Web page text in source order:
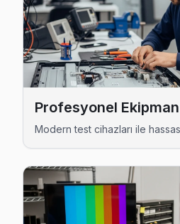
Esenyurt TV Servis Merkezi
Barbaros Hayrettin
Tefal TV Barbaros Hayrettin
Barbaros Hayrettin Paşa
Battalgazi Tefal Servis
Tefal TV Battalgazi'de
Cumhuriyet Tefal Servis
Esenyurt'da Cumhuriyet
Profesyonel Ekipman
Modern test cihazları ile